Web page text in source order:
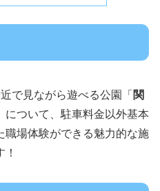
で見ながら遊べる公園「 関
について、駐車料金以外基本
職場体験ができる魅力的な施